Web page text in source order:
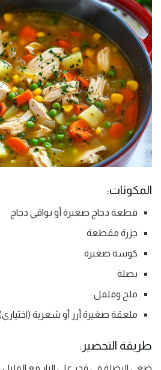
المكونات:
قطعة دجاج صغيرة أو بواقي دجاج
جزرة مقطعة
كوسة صغيرة
بصلة
ملح وفلفل
ملعقة صغيرة أرز أو شعرية
طريقة التحضير:
ضعي البصلة في قدر على النار مع